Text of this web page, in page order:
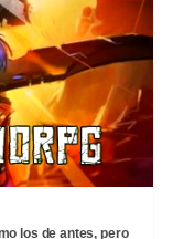
los de antes, pero